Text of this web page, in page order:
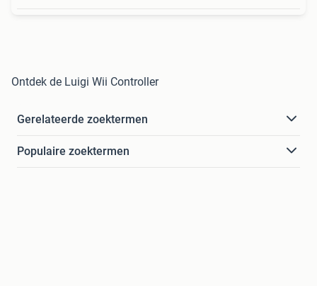
Ontdek de Luigi Wii Controller
Gerelateerde zoektermen
Populaire zoektermen